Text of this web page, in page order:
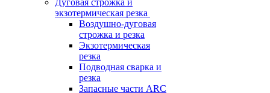
Дуговая строжка и
экзотермическая резка
Воздушно-дуговая
строжка и резка
Экзотермическая
резка
Подводная сварка и
резка
Запасные части ARC